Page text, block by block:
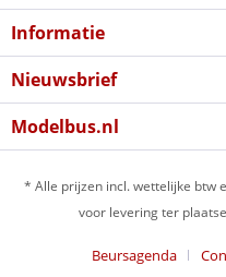
Informatie
Nieuwsbrief
Modelbus.nl
* Alle prijzen incl. wettelijke btw
voor levering ter
Beursagenda